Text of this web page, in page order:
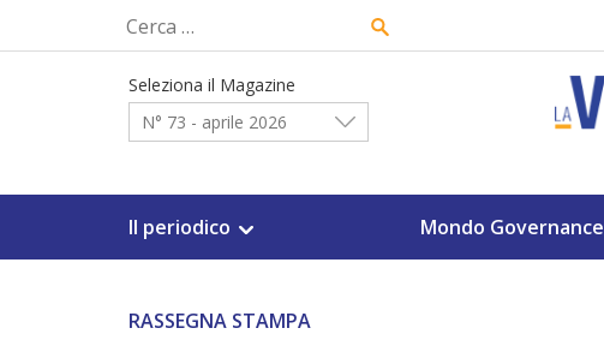
Ricerca
per:
Seleziona il Magazine
N° 73 - aprile 2026
Il periodico Mondo Governance
RASSEGNA STAMPA